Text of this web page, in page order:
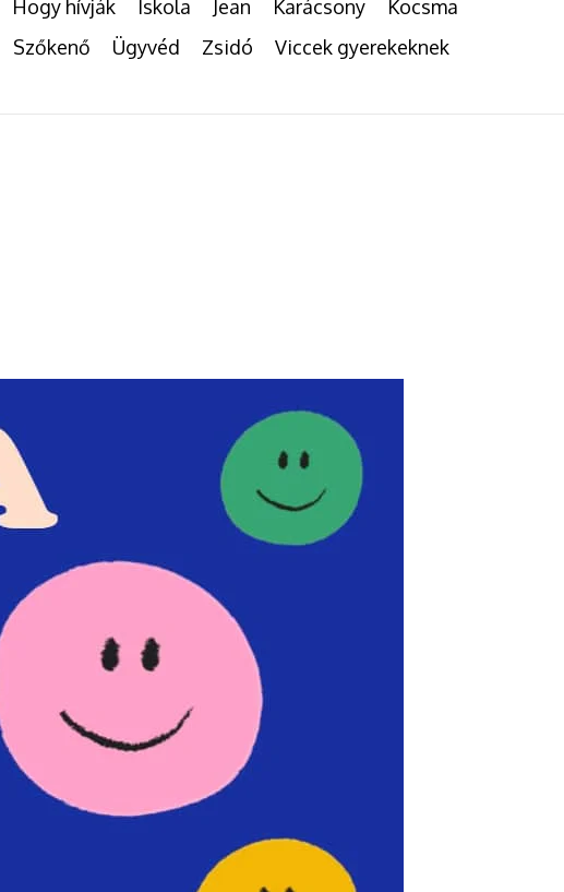
Hogy hívják Iskola Jean Karácsony
Kocsma
Szőkenő Ügyvéd Zsidó
Viccek gyerekeknek